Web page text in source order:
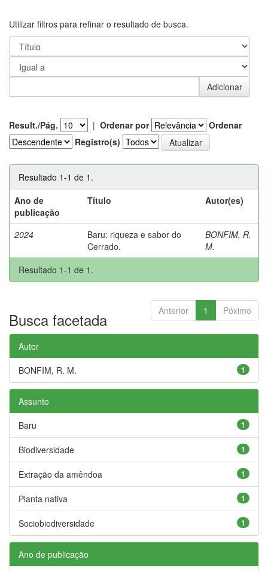
Utilizar filtros para refinar o resultado de busca.
Result./Pág. | Ordenar por
Ordenar
Registro(s)
Resultado 1-1 de 1.
Ano de
publicação
Título Autor(es)
2024
Baru: riqueza e sabor do
Cerrado.
BONFIM, R.
M.
Resultado 1-1 de 1.
Anterior 1 Póximo
Busca facetada
Autor
1
BONFIM, R. M.
Assunto
1
Baru
1
Biodiversidade
1
Extração da amêndoa
1
Planta nativa
1
Sociobiodiversidade
Ano de publicação